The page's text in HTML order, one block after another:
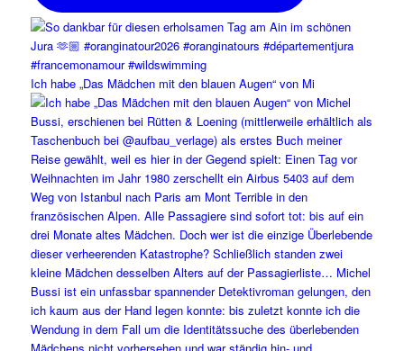
Ich habe „Das Mädchen mit den blauen Augen“ von Mi